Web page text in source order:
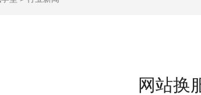
网站换